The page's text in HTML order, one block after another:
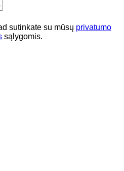
sutinkate su mūsų privatumo
sąlygomis.